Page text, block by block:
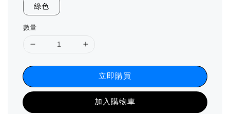
綠色
數量
立即購買
加入購物車